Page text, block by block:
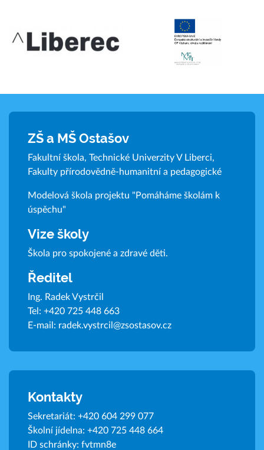
ZŠ a MŠ Ostašov
Fakultní škola, Technické Univerzity V Liberci,
Fakulty přírodovědně-humanitní a pedagogické
Modelová škola projektu "Pomáháme školám k
úspěchu"
Vize školy
Škola pro spokojené a zdravé děti.
Ředitel
Ing. Radek Vystrčil
Tel: +420 725 448 663
E-mail: radek.vystrcil@zsostasov.cz
Kontakty
Sekretariát: +420 604 299 077
Školní jídelna: +420 725 448 664
ID schránky: fvtmn8e